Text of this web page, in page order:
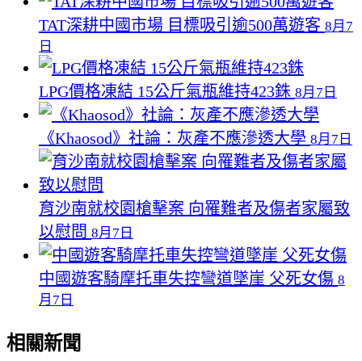
TAT深耕中國市場 目標吸引逾500萬遊客 8月7
日
LPG價格凍結 15公斤氣瓶維持423銖 8月7日
《Khaosod》社論：灰產不應滲透大學 8月7日
育沙南就校園槍擊案 向罹難者及傷者家屬致
以慰問 8月7日
中國遊客騎摩托車失控彎道墜崖 父死女傷 8
月7日
相關新聞